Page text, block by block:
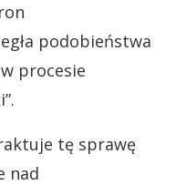
podobieństwa
procesie
tę sprawę
nad